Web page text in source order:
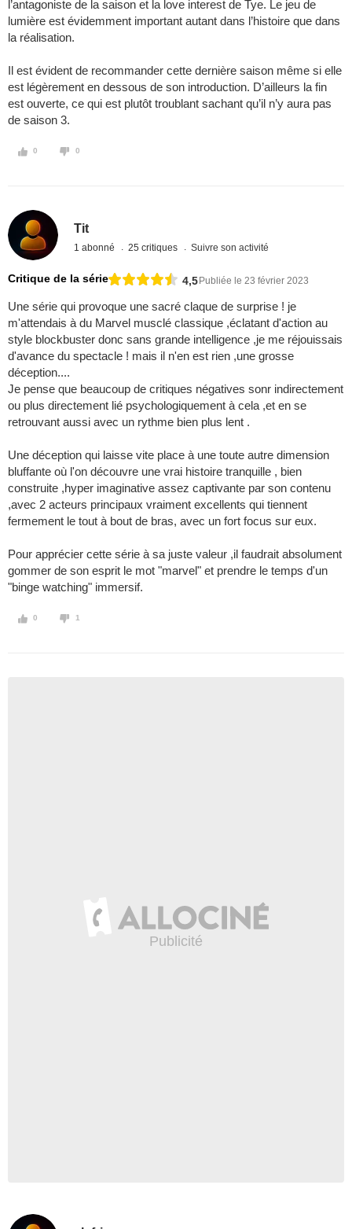
l’antagoniste de la saison et la love interest de Tye. Le jeu de
lumière est évidemment important autant dans l’histoire que dans
la réalisation.
Il est évident de recommander cette dernière saison même si elle
est légèrement en dessous de son introduction. D’ailleurs la fin
est ouverte, ce qui est plutôt troublant sachant qu’il n’y aura pas
de saison 3.
0 0
Tit
1 abonné 25 critiques Suivre son activité
Critique de la série 4,5Publiée le 23 février 2023
Une série qui provoque une sacré claque de surprise ! je
m'attendais à du Marvel musclé classique ,éclatant d'action au
style blockbuster donc sans grande intelligence ,je me réjouissais
d'avance du spectacle ! mais il n'en est rien ,une grosse
déception....
Je pense que beaucoup de critiques négatives sonr indirectement
ou plus directement lié psychologiquement à cela ,et en se
retrouvant aussi avec un rythme bien plus lent .
Une déception qui laisse vite place à une toute autre dimension
bluffante où l'on découvre une vrai histoire tranquille , bien
construite ,hyper imaginative assez captivante par son contenu
,avec 2 acteurs principaux vraiment excellents qui tiennent
fermement le tout à bout de bras, avec un fort focus sur eux.
Pour apprécier cette série à sa juste valeur ,il faudrait absolument
gommer de son esprit le mot "marvel" et prendre le temps d'un
"binge watching" immersif.
0 1